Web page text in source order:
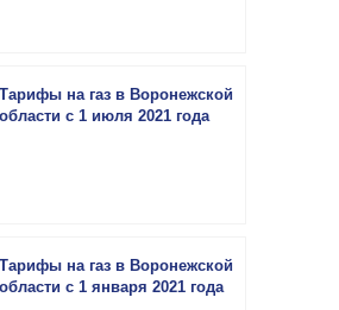
Тарифы на газ в Воронежской
области с 1 июля 2021 года
Тарифы на газ в Воронежской
области с 1 января 2021 года